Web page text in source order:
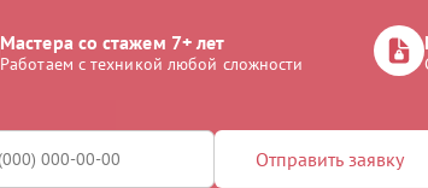
Мастера со стажем 7+ лет
Работаем с техникой любой сложности
Отправить заявку